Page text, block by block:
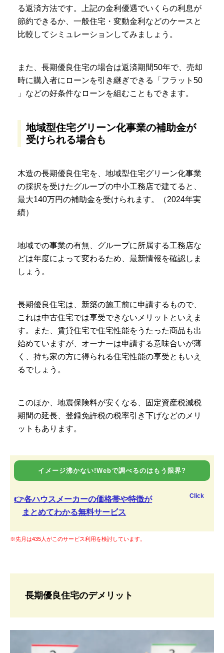
る返済方法です。上記の金利優遇でいくらの利息が
節約できるか、一般住宅・変動金利などのケースと
比較してシミュレーションしてみましょう。
また、長期優良住宅の場合は返済期間50年で、売却
時に購入者にローンを引き継ぎできる「フラット50
」などの好条件なローンを組むこともできます。
地域型住宅グリーン化事業の補助金が
受けられる場合も
木造の長期優良住宅を、地域型住宅グリーン化事業
の採択を受けたグループの中小工務店で建てると、
最大140万円の補助金を受けられます。（2024年実
績）
地域での事業の有無、グループに所属する工務店な
どは年度によって変わるため、最新情報を確認しま
しょう。
長期優良住宅は、新築の施工前に申請するもので、
これは中古住宅では享受できないメリットといえま
す。また、賃貸住宅で住宅性能をうたった商品も出
始めていますが、オーナーは申請する意味合いが薄
く、持ち家の方に得られる住宅性能の享受ともいえ
るでしょう。
このほか、地震保険料が安くなる、固定資産税減税
期間の延長、登録免許税の税率引き下げなどのメリ
ットもあります。
イメージ沸かない!Webで調べるのはもう限界?
👉各ハウスメーカーの価格帯や特徴が
まとめてわかる無料サービス
Click
※先月は435人がこのサービス利用を検討しています。
長期優良住宅のデメリット